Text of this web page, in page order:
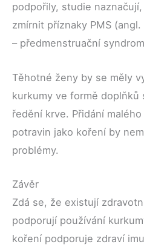
podpořily, studie
zmírnit příznaky PMS
– předmenstruační
Těhotné ženy by se měly
kurkumy ve formě doplňků
ředění krve. Přidání
potravin jako koření by
problémy.
Závěr
Zdá se, že existují
podporují používání
koření podporuje zdraví